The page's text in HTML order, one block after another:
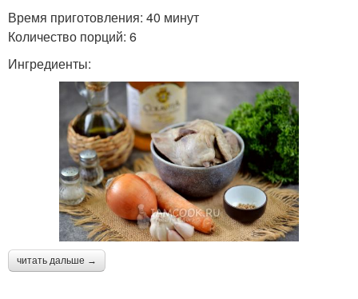
Время приготовления: 40 минут
Количество порций: 6
Ингредиенты:
читать дальше →